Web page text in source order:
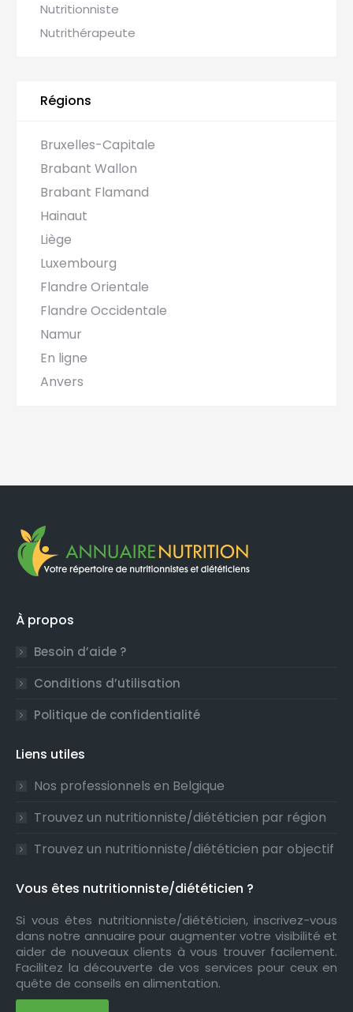
Nutritionniste
Nutrithérapeute
Régions
Bruxelles-Capitale
Brabant Wallon
Brabant Flamand
Hainaut
Liège
Luxembourg
Flandre Orientale
Flandre Occidentale
Namur
En ligne
Anvers
À propos
Besoin d’aide ?
Conditions d’utilisation
Politique de confidentialité
Liens utiles
Nos professionnels en Belgique
Trouvez un nutritionniste/diététicien par région
Trouvez un nutritionniste/diététicien par objectif
Vous êtes nutritionniste/diététicien ?
Si vous êtes nutritionniste/diététicien, inscrivez-vous
dans notre annuaire pour augmenter votre visibilité et
aider de nouveaux clients à vous trouver facilement.
Facilitez la découverte de vos services pour ceux en
quête de conseils en alimentation.